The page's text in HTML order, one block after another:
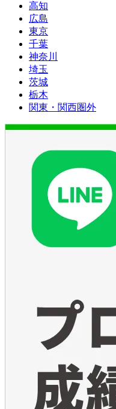
高知
広島
東京
千葉
神奈川
埼玉
茨城
栃木
関東・関西圏外